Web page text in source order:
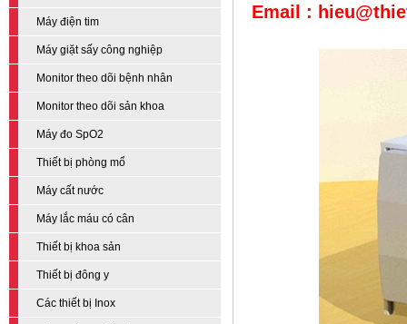
Máy điện tim
Máy giặt sấy công nghiệp
Monitor theo dõi bệnh nhân
Monitor theo dõi sản khoa
Máy đo SpO2
Thiết bị phòng mổ
Máy cất nước
Máy lắc máu có cân
Thiết bị khoa sản
Thiết bị đông y
Các thiết bị Inox
Email :